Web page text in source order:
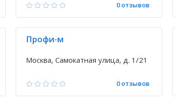
0 отзывов
Профи-м
Москва, Самокатная улица, д. 1/21
0 отзывов